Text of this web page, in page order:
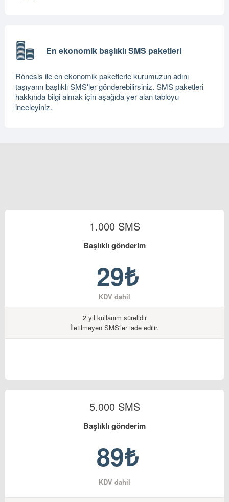
En ekonomik başlıklı SMS paketleri
Rönesis ile en ekonomik paketlerle kurumuzun adını
taşıyann başlıklı SMS'ler gönderebilirsiniz. SMS paketleri
hakkında bilgi almak için aşağıda yer alan tabloyu
inceleyiniz.
1.000 SMS
Başlıklı gönderim
29₺
KDV dahil
2 yıl kullanım sürelidir
İletilmeyen SMS'ler iade edilir.
5.000 SMS
Başlıklı gönderim
89₺
KDV dahil